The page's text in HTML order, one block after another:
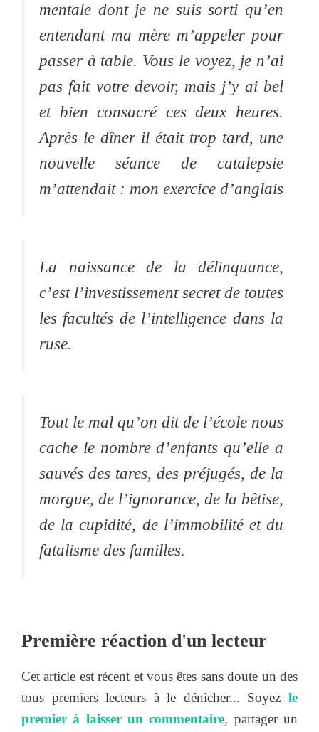
mentale dont je ne suis sorti qu’en
entendant ma mère m’appeler pour
passer à table. Vous le voyez, je n’ai
pas fait votre devoir, mais j’y ai bel
et bien consacré ces deux heures.
Après le dîner il était trop tard, une
nouvelle séance de catalepsie
m’attendait : mon exercice d’anglais
La naissance de la délinquance,
c’est l’investissement secret de toutes
les facultés de l’intelligence dans la
ruse.
Tout le mal qu’on dit de l’école nous
cache le nombre d’enfants qu’elle a
sauvés des tares, des préjugés, de la
morgue, de l’ignorance, de la bêtise,
de la cupidité, de l’immobilité et du
fatalisme des familles.
Première réaction d'un lecteur
Cet article est récent et vous êtes sans doute un des
tous premiers lecteurs à le dénicher... Soyez le
premier à laisser un commentaire, partager un